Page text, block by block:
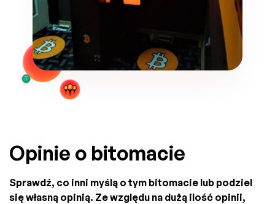
Opinie o bitomacie
Sprawdź, co inni myślą o tym bitomacie lub podziel
się własną opinią. Ze względu na dużą ilość opinii,